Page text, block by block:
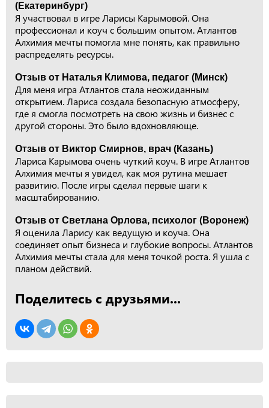
(Екатеринбург)
Я участвовал в игре Ларисы Карымовой. Она
профессионал и коуч с большим опытом. Атлантов
Алхимия мечты помогла мне понять, как правильно
распределять ресурсы.
Отзыв от Наталья Климова, педагог (Минск)
Для меня игра Атлантов стала неожиданным
открытием. Лариса создала безопасную атмосферу,
где я смогла посмотреть на свою жизнь и бизнес с
другой стороны. Это было вдохновляюще.
Отзыв от Виктор Смирнов, врач (Казань)
Лариса Карымова очень чуткий коуч. В игре Атлантов
Алхимия мечты я увидел, как моя рутина мешает
развитию. После игры сделал первые шаги к
масштабированию.
Отзыв от Светлана Орлова, психолог (Воронеж)
Я оценила Ларису как ведущую и коуча. Она
соединяет опыт бизнеса и глубокие вопросы. Атлантов
Алхимия мечты стала для меня точкой роста. Я ушла с
планом действий.
Поделитесь с друзьями...